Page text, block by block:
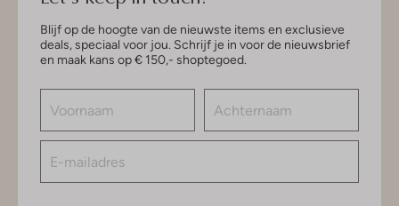
Blijf op de hoogte van de nieuwste items en exclusieve
deals, speciaal voor jou. Schrijf je in voor de nieuwsbrief
en maak kans op € 150,- shoptegoed.